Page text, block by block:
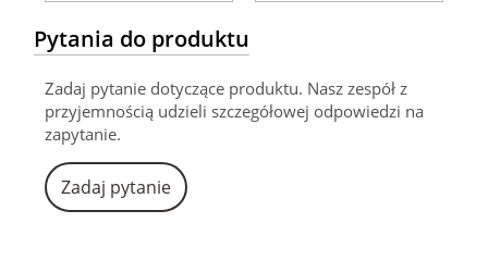
Pytania do produktu
Zadaj pytanie dotyczące produktu. Nasz zespół z
przyjemnością udzieli szczegółowej odpowiedzi na
zapytanie.
Zadaj pytanie